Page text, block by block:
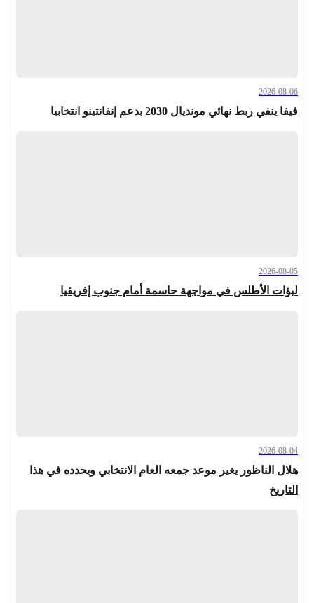
2026-08-06
فيفا ينفي ربط نهائي مونديال 2030 بدعم إنفانتينو انتخابيا
2026-08-05
لبؤات الأطلس في مواجهة حاسمة أمام جنوب إفريقيا
2026-08-04
هلال الناظور يغير موعد جمعه العام الانتخابي ويحدده في هذا
التاريخ